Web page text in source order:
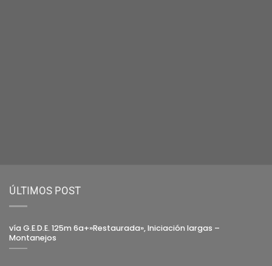
ÚLTIMOS POST
vía G.E.D.E. 125m 6a+»Restaurada», Iniciación largas –
Montanejos